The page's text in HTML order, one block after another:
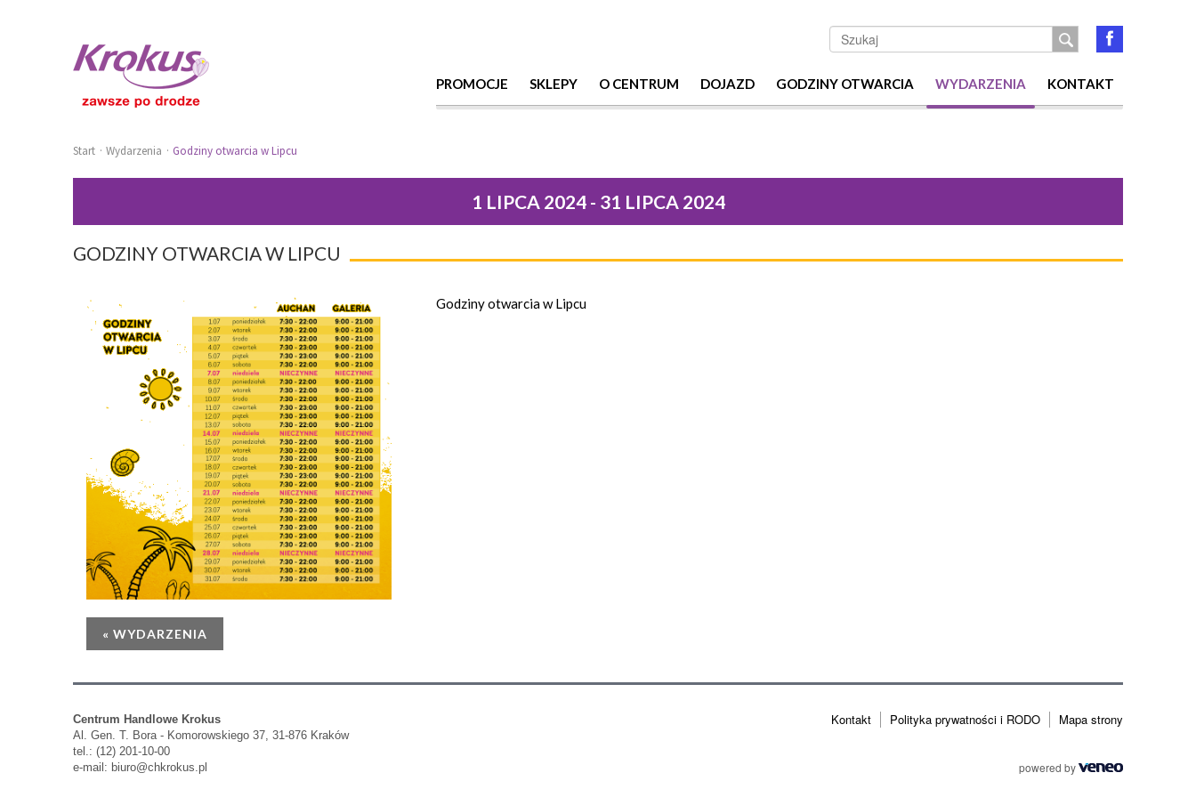
Szukaj
PROMOCJE SKLEPY O CENTRUM DOJAZD GODZINY OTWARCIA WYDARZENIA KONTAKT
Start Wydarzenia Godziny otwarcia w Lipcu
1 LIPCA 2024 - 31 LIPCA 2024
GODZINY OTWARCIA W LIPCU
Godziny otwarcia w Lipcu
« WYDARZENIA
Centrum Handlowe Krokus
Al. Gen. T. Bora - Komorowskiego 37, 31-876 Kraków
tel.: (12) 201-10-00
e-mail: biuro@chkrokus.pl
Kontakt Polityka prywatności i RODO Mapa strony
powered by